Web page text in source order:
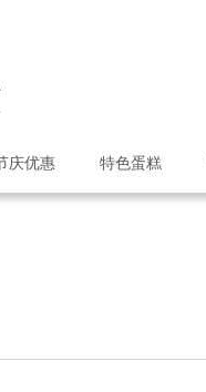
庆优惠 特色蛋糕